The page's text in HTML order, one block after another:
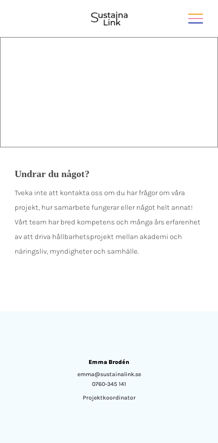
Undrar du något?
Tveka inte att kontakta oss om du har frågor om våra
projekt, hur samarbete fungerar eller något helt annat!
Vårt team har bred kompetens och många års erfarenhet
av att driva hållbarhetsprojekt mellan akademi och
näringsliv, myndigheter och samhälle.
Emma Brodén
emma@sustainalink.se
0760-345 141
Projektkoordinator